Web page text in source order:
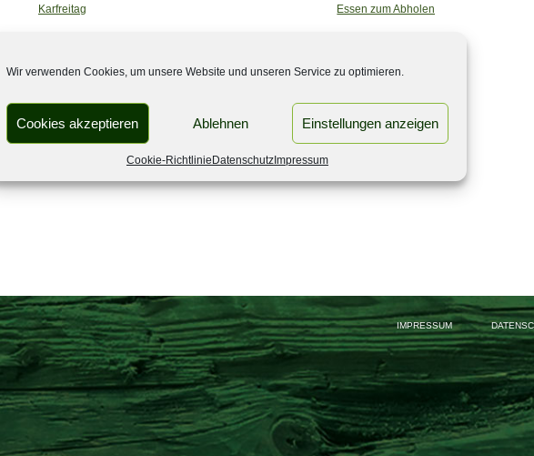
Wir verwenden Cookies, um unsere Website und unseren Service zu optimieren.
Cookies akzeptieren Ablehnen Einstellungen anzeigen
Cookie-Richtlinie DatenschutzImpressum
Beitragsnavigation
Karfreitag Essen zum Abholen
IMPRESSUM